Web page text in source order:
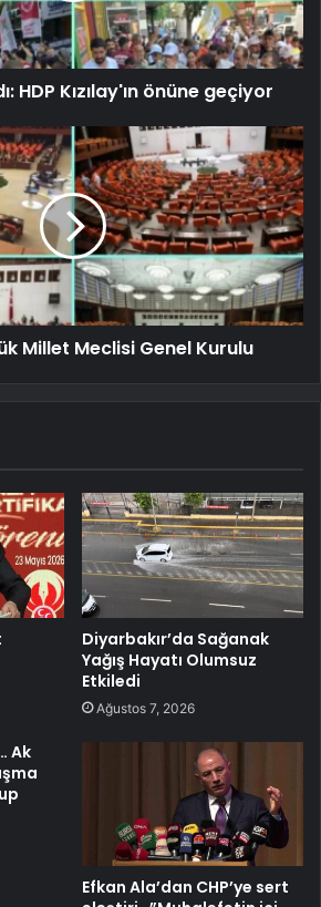
HDP Kızılay'ın önüne geçiyor
Millet Meclisi Genel Kurulu
Diyarbakır’da Sağanak
Yağış Hayatı Olumsuz
Etkiledi
Ağustos 7, 2026
Ak
Efkan Ala’dan CHP’ye sert